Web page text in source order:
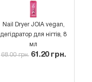
Nail Dryer JOIA vegan,
дегідратор для нігтів, 8
мл
68.00 грн. 61.20 грн.